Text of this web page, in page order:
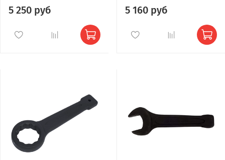
5 250 руб 5 160 руб